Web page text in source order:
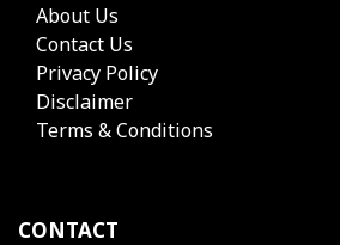
About Us
Contact Us
Privacy Policy
Disclaimer
Terms & Conditions
CONTACT